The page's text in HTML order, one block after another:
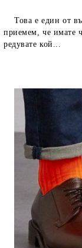
Това е един от
приемем, че имате
редувате кой...